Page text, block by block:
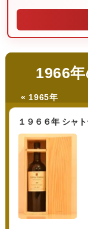
1966
« 1965年
１９６６年 シャ